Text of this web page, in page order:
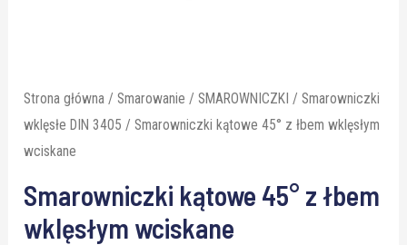
Strona główna /Smarowanie /SMAROWNICZKI /Smarowniczki
wklęsłe DIN 3405 / Smarowniczki kątowe 45° z łbem wklęsłym
wciskane
Smarowniczki kątowe 45° z łbem
wklęsłym wciskane